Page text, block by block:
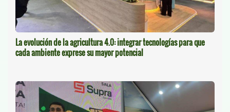
La evolución de la agricultura 4.0: integrar tecnologías para que
cada ambiente exprese su mayor potencial